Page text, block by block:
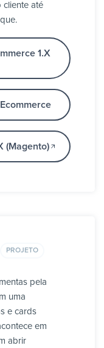
cliente até
1.X
(Magento)
PROJETO
pela
uma
e cards
em
abrir